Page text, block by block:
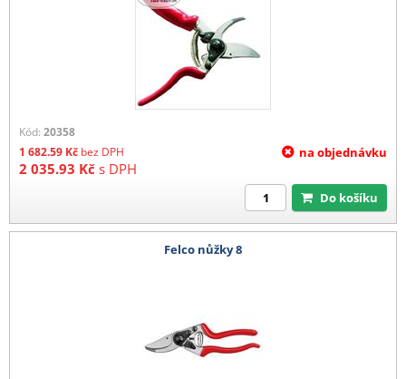
Kód: 20358
1 682.59 Kč bez DPH
2 035.93 Kč s DPH
na objednávku
Do košíku
Felco nůžky 8